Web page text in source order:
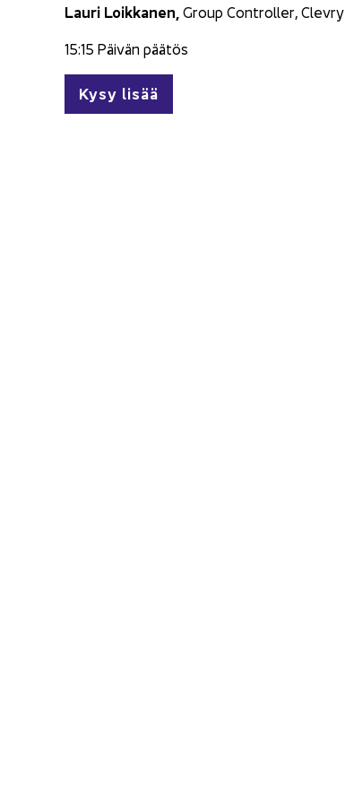
Lauri Loik­ka­nen, Group Cont­rol­ler, Clev­ry
15:15 Päi­vän pää­tös
Kysy lisää